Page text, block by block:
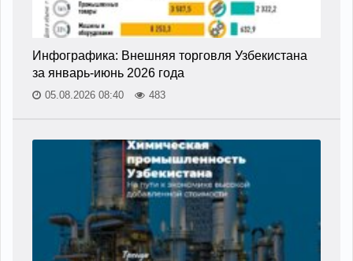
Инфографика: Внешняя торговля Узбекистана
за январь-июнь 2026 года
05.08.2026 08:40 483